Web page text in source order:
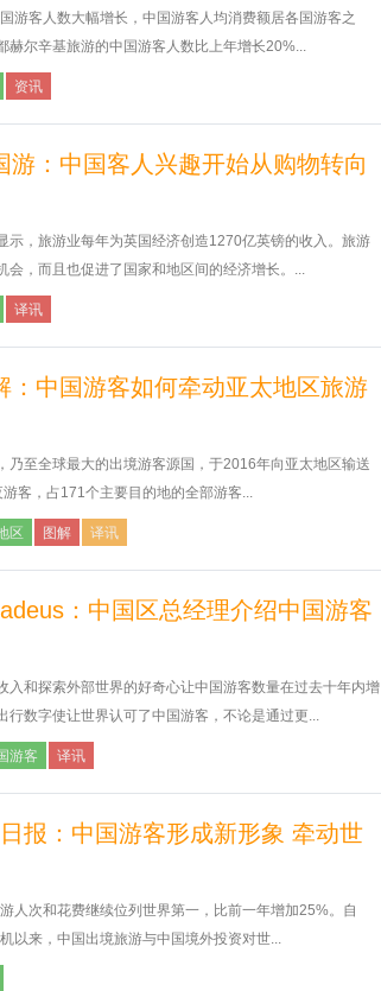
游客人数大幅增长，中国游客人均消费额居各国游客之
赫尔辛基旅游的中国游客人数比上年增长20%...
资讯
游：中国客人兴趣开始从购物转向
示，旅游业每年为英国经济创造1270亿英镑的收入。旅游
会，而且也促进了国家和地区间的经济增长。...
译讯
：中国游客如何牵动亚太地区旅游
乃至全球最大的出境游客源国，于2016年向亚太地区输送
客，占171个主要目的地的全部游客...
区 图解 译讯
：中国区总经理介绍中国游客
入和探索外部世界的好奇心让中国游客数量在过去十年内增
行数字使让世界认可了中国游客，不论是通过更...
游客 译讯
报：中国游客形成新形象 牵动世
人次和花费继续位列世界第一，比前一年增加25%。自
以来，中国出境旅游与中国境外投资对世...